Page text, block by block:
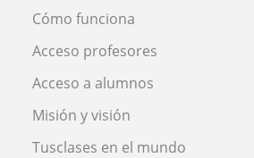
Cómo funciona
Acceso profesores
Acceso a alumnos
Misión y visión
Tusclases en el mundo